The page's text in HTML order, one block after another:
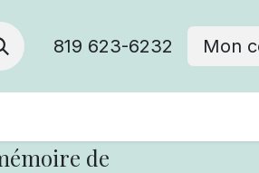
819 623-6232 Mon
de